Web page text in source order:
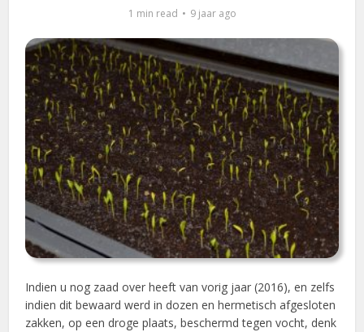
1 min read 9 jaar ago
Indien u nog zaad over heeft van vorig jaar (2016), en zelfs
indien dit bewaard werd in dozen en hermetisch afgesloten
zakken, op een droge plaats, beschermd tegen vocht, denk